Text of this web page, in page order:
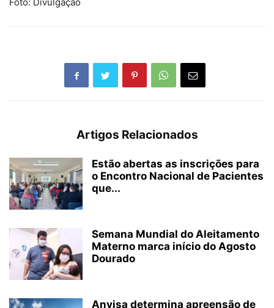
Foto: Divulgação
Artigos Relacionados
Estão abertas as inscrições para
o Encontro Nacional de Pacientes
que...
Semana Mundial do Aleitamento
Materno marca início do Agosto
Dourado
Anvisa determina apreensão de